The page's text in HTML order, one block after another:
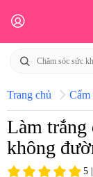
Trang chủ Cẩm
Làm trắng
không
5